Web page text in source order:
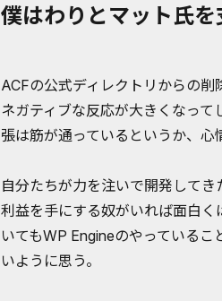
僕はわりとマット氏を
ACFの公式ディレクトリからの
ネガティブな反応が大きくなっ
張は筋が通っているというか、心
自分たちが力を注いで開発して
利益を手にする奴がいれば面白
いてもWP Engineのやっている
いように思う。